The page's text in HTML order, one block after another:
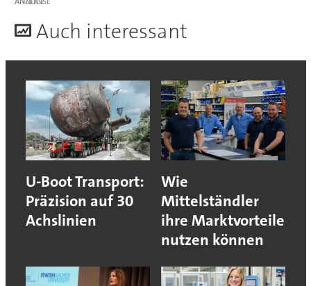
Auch interessant
U-Boot Transport:
Präzision auf 30
Achslinien
Wie
Mittelständler
ihre Marktvorteile
nutzen können